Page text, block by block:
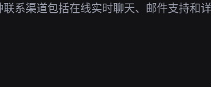
系渠道包括在线实时聊天、邮件支持和